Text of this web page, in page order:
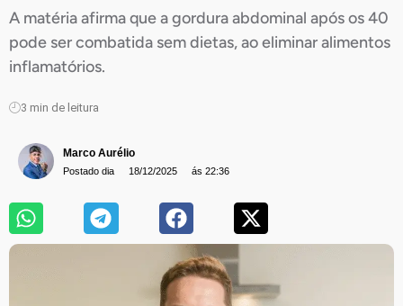
A matéria afirma que a gordura abdominal após os 40
pode ser combatida sem dietas, ao eliminar alimentos
inflamatórios.
3 min de leitura
Marco Aurélio
Postado dia 18/12/2025 ás 22:36